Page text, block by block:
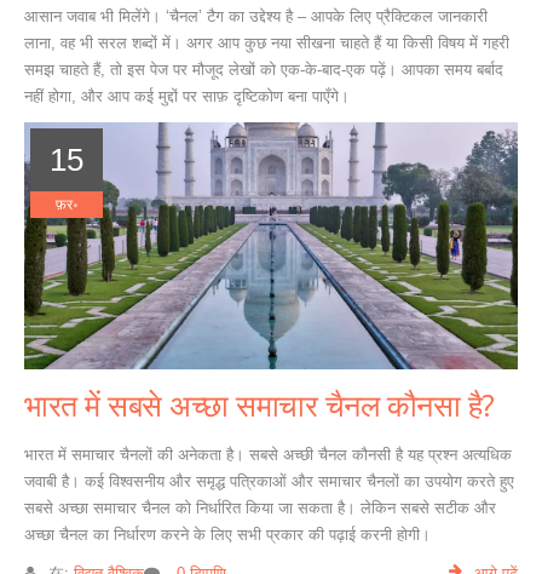
आसान जवाब भी मिलेंगे। ‘चैनल’ टैग का उद्देश्य है – आपके लिए प्रैक्टिकल जानकारी
लाना, वह भी सरल शब्दों में। अगर आप कुछ नया सीखना चाहते हैं या किसी विषय में गहरी
समझ चाहते हैं, तो इस पेज पर मौजूद लेखों को एक‑के‑बाद‑एक पढ़ें। आपका समय बर्बाद
नहीं होगा, और आप कई मुद्दों पर साफ़ दृष्टिकोण बना पाएँगे।
15
फ़र॰
भारत में सबसे अच्छा समाचार चैनल कौनसा है?
भारत में समाचार चैनलों की अनेकता है। सबसे अच्छी चैनल कौनसी है यह प्रश्न अत्यधिक
जवाबी है। कई विश्वसनीय और समृद्ध पत्रिकाओं और समाचार चैनलों का उपयोग करते हुए
सबसे अच्छा समाचार चैनल को निर्धारित किया जा सकता है। लेकिन सबसे सटीक और
अच्छा चैनल का निर्धारण करने के लिए सभी प्रकार की पढ़ाई करनी होगी।